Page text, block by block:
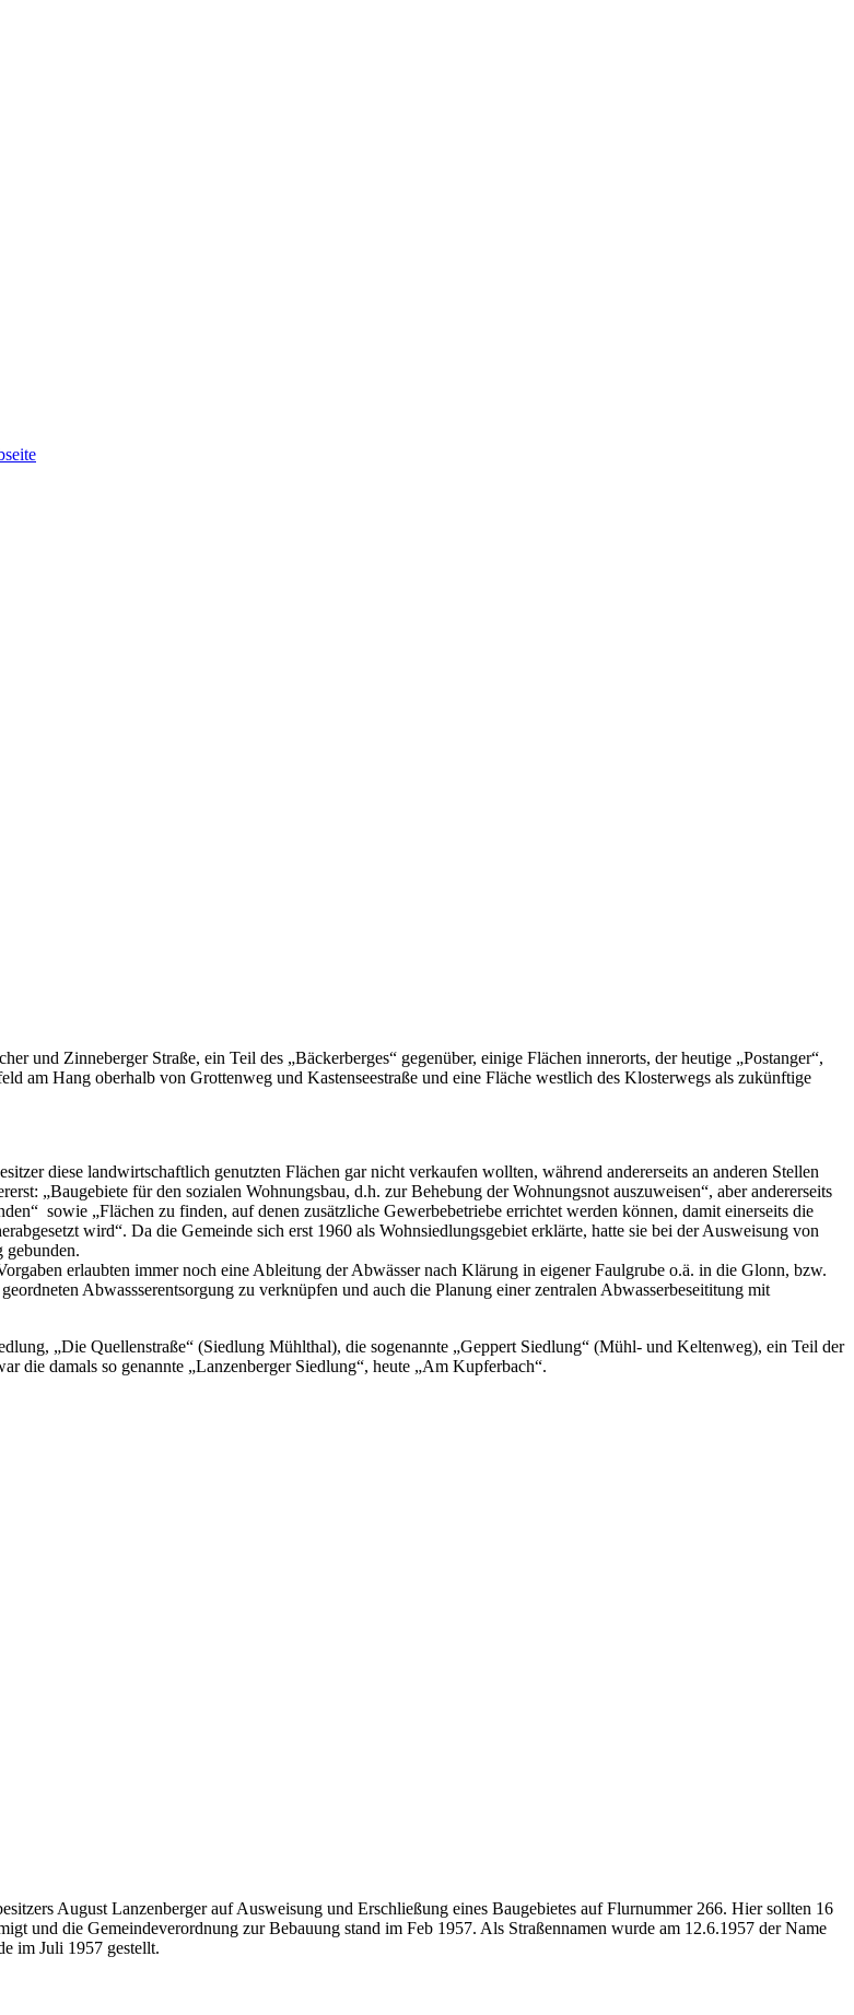
und Zinneberger Straße, ein Teil des „Bäckerberges“ gegenüber, einige Flächen innerorts, der heutige „Postanger“,
am Hang oberhalb von Grottenweg und Kastenseestraße und eine Fläche westlich des Klosterwegs als zukünftige
diese landwirtschaftlich genutzten Flächen gar nicht verkaufen wollten, während andererseits an anderen Stellen
„Baugebiete für den sozialen Wohnungsbau, d.h. zur Behebung der Wohnungsnot auszuweisen“, aber andererseits
sowie „Flächen zu finden, auf denen zusätzliche Gewerbebetriebe errichtet werden können, damit einerseits die
wird“. Da die Gemeinde sich erst 1960 als Wohnsiedlungsgebiet erklärte, hatte sie bei der Ausweisung von
gebunden.
erlaubten immer noch eine Ableitung der Abwässer nach Klärung in eigener Faulgrube o.ä. in die Glonn, bzw.
Abwassserentsorgung zu verknüpfen und auch die Planung einer zentralen Abwasserbeseititung mit
„Die Quellenstraße“ (Siedlung Mühlthal), die sogenannte „Geppert Siedlung“ (Mühl- und Keltenweg), ein Teil der
die damals so genannte „Lanzenberger Siedlung“, heute „Am Kupferbach“.
August Lanzenberger auf Ausweisung und Erschließung eines Baugebietes auf Flurnummer 266. Hier sollten 16
und die Gemeindeverordnung zur Bebauung stand im Feb 1957. Als Straßennamen wurde am 12.6.1957 der Name
im Juli 1957 gestellt.